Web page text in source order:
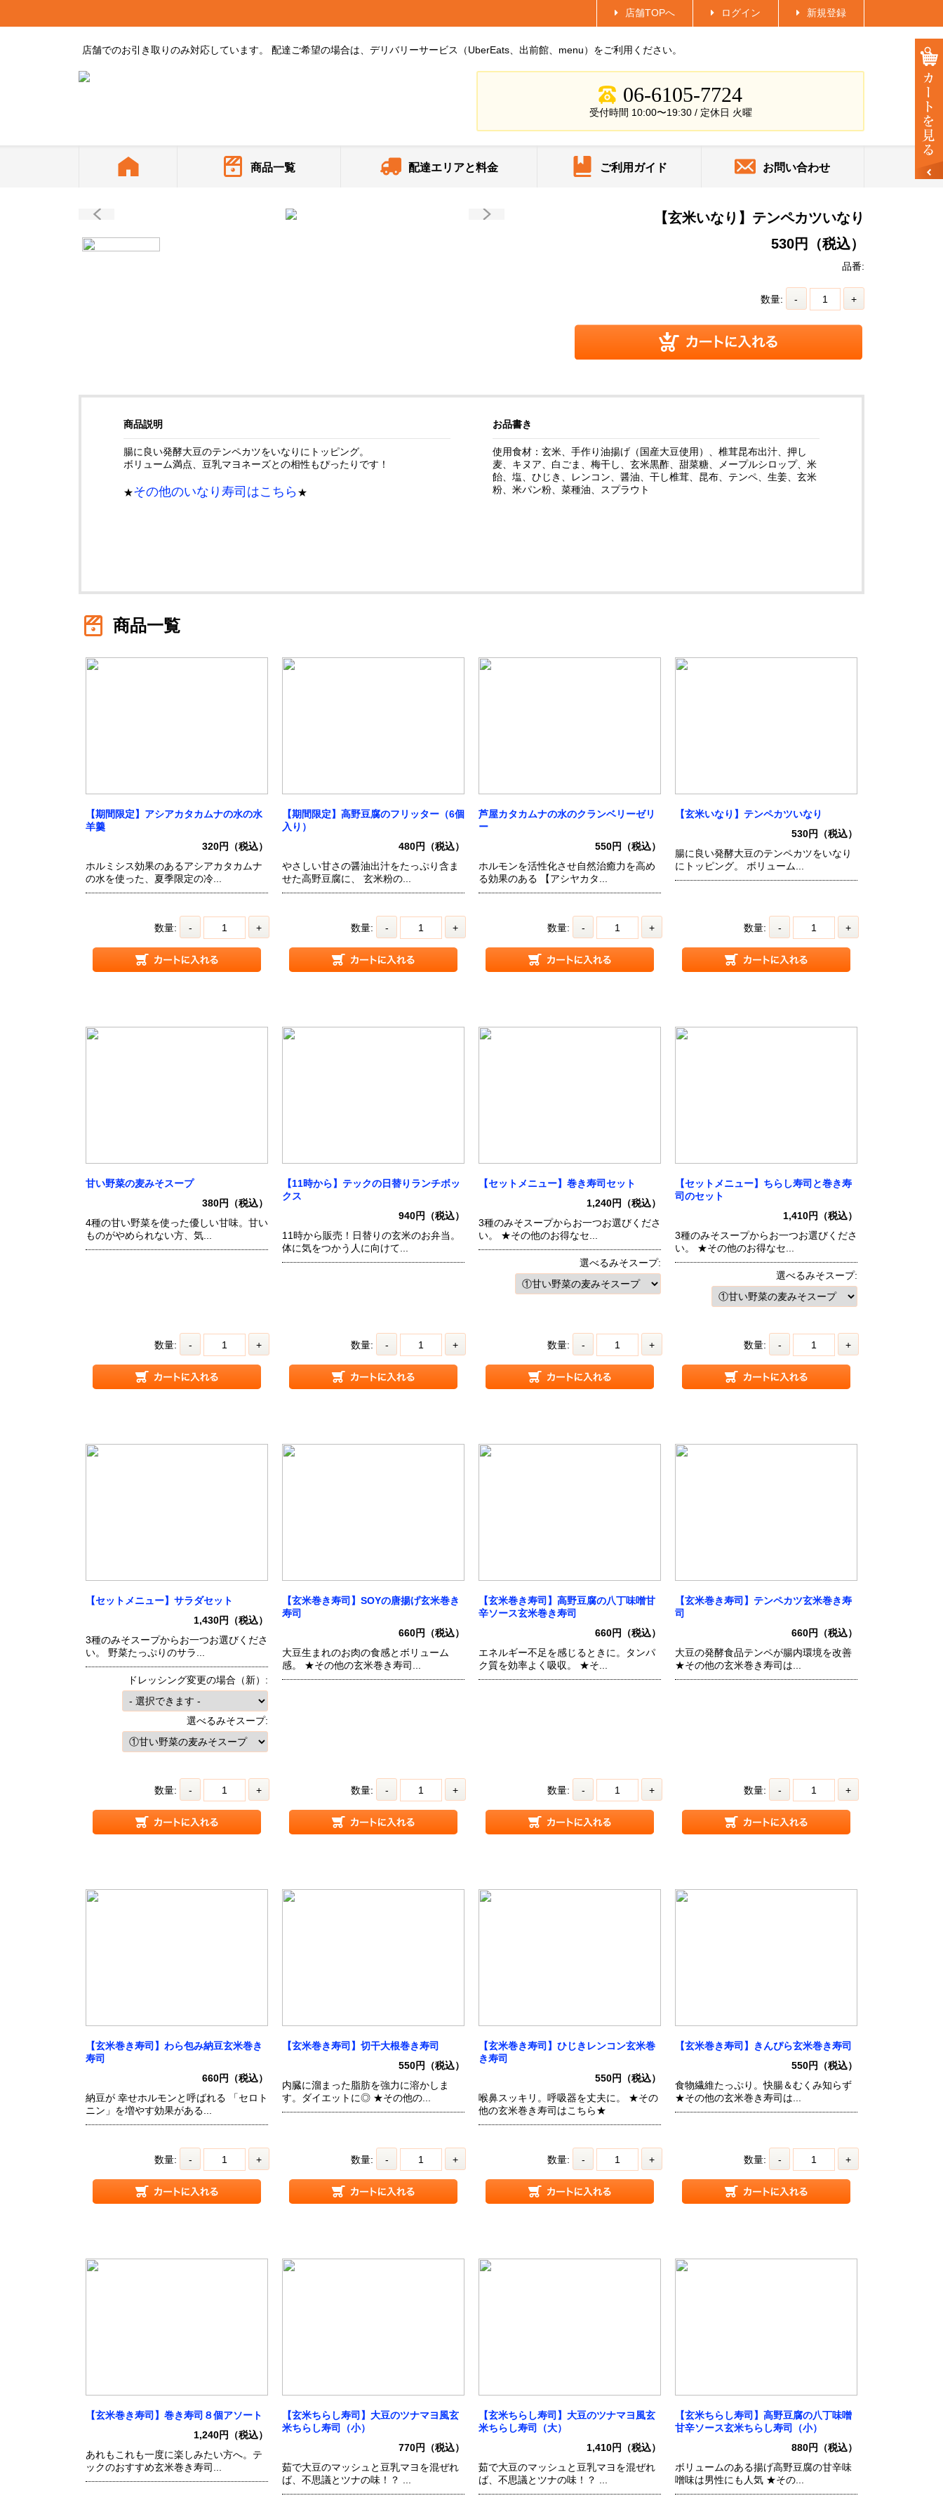
店舗TOPへ ログイン 新規登録
店舗でのお引き取りのみ対応しています。 配達ご希望の場合は、デリバリーサービス（UberEats、出前館、menu）をご利用ください。
06-6105-7724
受付時間 10:00〜19:30 / 定休日 火曜
商品一覧 配達エリアと料金 ご利用ガイド お問い合わせ
【玄米いなり】テンペカツいなり
530円（税込）
品番:
数量: - +
商品説明
腸に良い発酵大豆のテンペカツをいなりにトッピング。
ボリューム満点、豆乳マヨネーズとの相性もぴったりです！
★その他のいなり寿司はこちら
お品書き
使用食材：玄米、手作り油揚げ（国産大豆使用）、椎茸昆布出汁、押し
麦、キヌア、白ごま、梅干し、玄米黒酢、甜菜糖、メープルシロップ、米
飴、塩、ひじき、レンコン、醤油、干し椎茸、昆布、テンペ、生姜、玄米
粉、米パン粉、菜種油、スプラウト
商品一覧
【期間限定】アシアカタカムナの水の水
羊羹
320円（税込）
ホルミシス効果のあるアシアカタカムナ
の水を使った、夏季限定の冷...
数量: - +
【期間限定】高野豆腐のフリッター（6個
入り）
480円（税込）
やさしい甘さの醤油出汁をたっぷり含ま
せた高野豆腐に、 玄米粉の...
数量: - +
芦屋カタカムナの水のクランベリーゼリ
ー
550円（税込）
ホルモンを活性化させ自然治癒力を高め
る効果のある 【アシヤカタ...
数量: - +
【玄米いなり】テンペカツいなり
530円（税込）
腸に良い発酵大豆のテンペカツをいなり
にトッピング。 ボリューム...
数量: - +
甘い野菜の麦みそスープ
380円（税込）
4種の甘い野菜を使った優しい甘味。甘い
ものがやめられない方、気...
数量: - +
【11時から】テックの日替りランチボッ
クス
940円（税込）
11時から販売！日替りの玄米のお弁当。
体に気をつかう人に向けて...
数量: - +
【セットメニュー】巻き寿司セット
1,240円（税込）
3種のみそスープからお一つお選びくださ
い。 ★その他のお得なセ...
選べるみそスープ:
数量: - +
【セットメニュー】ちらし寿司と巻き寿
司のセット
1,410円（税込）
3種のみそスープからお一つお選びくださ
い。 ★その他のお得なセ...
選べるみそスープ:
数量: - +
【セットメニュー】サラダセット
1,430円（税込）
3種のみそスープからお一つお選びくださ
い。 野菜たっぷりのサラ...
ドレッシング変更の場合（新）:
選べるみそスープ:
数量: - +
【玄米巻き寿司】SOYの唐揚げ玄米巻き
寿司
660円（税込）
大豆生まれのお肉の食感とボリューム
感。 ★その他の玄米巻き寿司...
数量: - +
【玄米巻き寿司】高野豆腐の八丁味噌甘
辛ソース玄米巻き寿司
660円（税込）
エネルギー不足を感じるときに。タンパ
ク質を効率よく吸収。 ★そ...
数量: - +
【玄米巻き寿司】テンペカツ玄米巻き寿
司
660円（税込）
大豆の発酵食品テンペが腸内環境を改善
★その他の玄米巻き寿司は...
数量: - +
【玄米巻き寿司】わら包み納豆玄米巻き
寿司
660円（税込）
納豆が 幸せホルモンと呼ばれる 「セロト
ニン」を増やす効果がある...
数量: - +
【玄米巻き寿司】切干大根巻き寿司
550円（税込）
内臓に溜まった脂肪を強力に溶かしま
す。ダイエットに◎ ★その他の...
数量: - +
【玄米巻き寿司】ひじきレンコン玄米巻
き寿司
550円（税込）
喉鼻スッキリ。呼吸器を丈夫に。 ★その
他の玄米巻き寿司はこちら★
数量: - +
【玄米巻き寿司】きんぴら玄米巻き寿司
550円（税込）
食物繊維たっぷり。快腸＆むくみ知らず
★その他の玄米巻き寿司は...
数量: - +
【玄米巻き寿司】巻き寿司８個アソート
1,240円（税込）
あれもこれも一度に楽しみたい方へ。テ
ックのおすすめ玄米巻き寿司...
【玄米ちらし寿司】大豆のツナマヨ風玄
米ちらし寿司（小）
770円（税込）
茹で大豆のマッシュと豆乳マヨを混ぜれ
ば、不思議とツナの味！？ ...
【玄米ちらし寿司】大豆のツナマヨ風玄
米ちらし寿司（大）
1,410円（税込）
茹で大豆のマッシュと豆乳マヨを混ぜれ
ば、不思議とツナの味！？ ...
【玄米ちらし寿司】高野豆腐の八丁味噌
甘辛ソース玄米ちらし寿司（小）
880円（税込）
ボリュームのある揚げ高野豆腐の甘辛味
噌味は男性にも人気 ★その...